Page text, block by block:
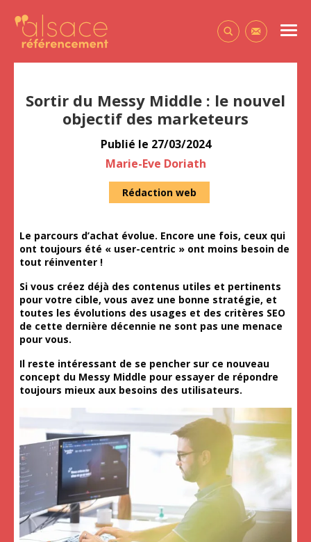
Alsace Référencement Le blog de Première Place
Contactez-
Sortir du Messy Middle : le nouvel
objectif des marketeurs
Publié le 27/03/2024
AuteurMarie-Eve Doriath
Rédaction web
Le parcours d’achat évolue. Encore une fois, ceux qui
ont toujours été « user-centric » ont moins besoin de
tout réinventer !
Si vous créez déjà des contenus utiles et pertinents
pour votre cible, vous avez une bonne stratégie, et
toutes les évolutions des usages et des critères SEO
de cette dernière décennie ne sont pas une menace
pour vous.
Il reste intéressant de se pencher sur ce nouveau
concept du Messy Middle pour essayer de répondre
toujours mieux aux besoins des utilisateurs.